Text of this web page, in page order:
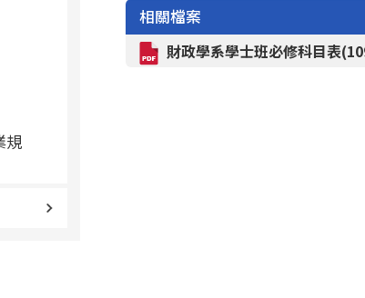
規
相關檔案
財政學系學士班必修科目表